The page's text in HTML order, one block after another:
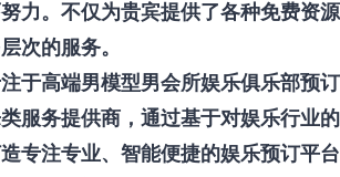
力。不仅为贵宾提供了各种免费资
次的服务。
于高端男模型男会所娱乐俱乐部预
服务提供商，通过基于对娱乐行业
专注专业、智能便捷的娱乐预订平台